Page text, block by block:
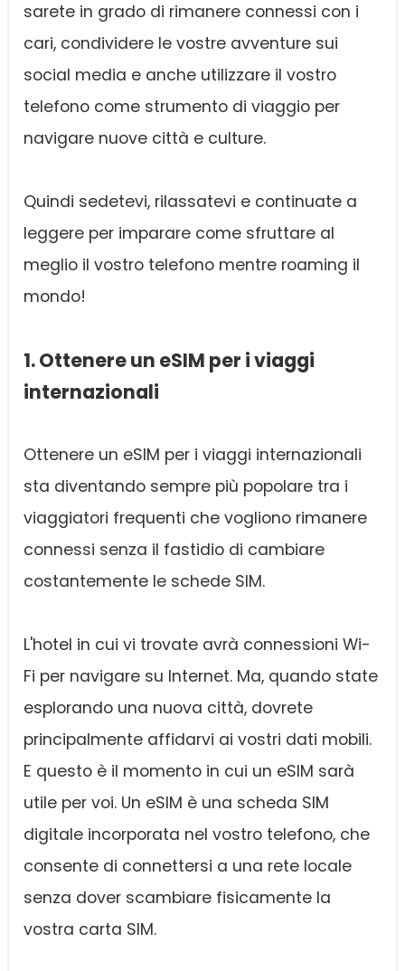
sarete in grado di rimanere connessi con i
cari, condividere le vostre avventure sui
social media e anche utilizzare il vostro
telefono come strumento di viaggio per
navigare nuove città e culture.
Quindi sedetevi, rilassatevi e continuate a
leggere per imparare come sfruttare al
meglio il vostro telefono mentre roaming il
mondo!
1. Ottenere un eSIM per i viaggi
internazionali
Ottenere un eSIM per i viaggi internazionali
sta diventando sempre più popolare tra i
viaggiatori frequenti che vogliono rimanere
connessi senza il fastidio di cambiare
costantemente le schede SIM.
L'hotel in cui vi trovate avrà connessioni Wi-
Fi per navigare su Internet. Ma, quando state
esplorando una nuova città, dovrete
principalmente affidarvi ai vostri dati mobili.
E questo è il momento in cui un eSIM sarà
utile per voi. Un eSIM è una scheda SIM
digitale incorporata nel vostro telefono, che
consente di connettersi a una rete locale
senza dover scambiare fisicamente la
vostra carta SIM.